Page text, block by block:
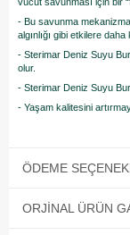
- Bu savunma
algınlığı gibi etkilere daha
- Sterimar Deniz Suyu
olur.
- Sterimar Deniz Suyu
- Yaşam kalitesini
ÖDEME
ORJINAL ÜRÜN